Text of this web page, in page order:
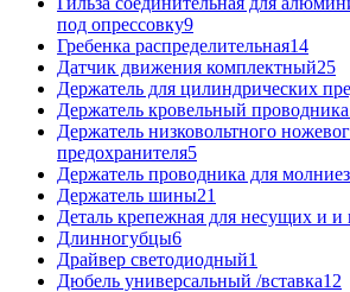
под опрессовку9
Гребенка распределительная14
Датчик движения комплектный25
Держатель для цилиндрических
Держатель кровельный
Держатель низковольтного
предохранителя5
Держатель проводника для
Держатель шины21
Деталь крепежная для несущих и
Длинногубцы6
Драйвер светодиодный1
Дюбель универсальный /вставка12